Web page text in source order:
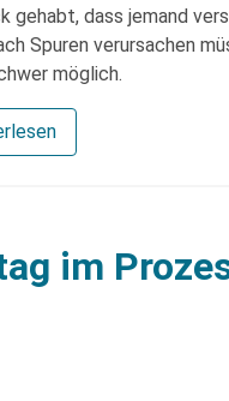
gehabt, dass jemand
Spuren verursachen
möglich.
im